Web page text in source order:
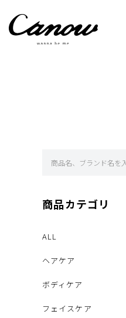
商品カテゴリ
ALL
ヘアケア
ボディケア
フェイスケア